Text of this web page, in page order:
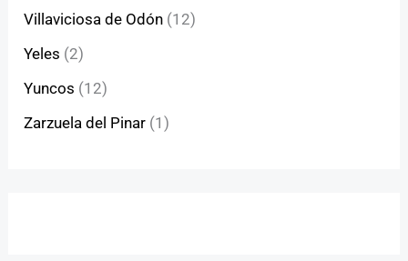
Villaviciosa de Odón (12)
Yeles (2)
Yuncos (12)
Zarzuela del Pinar (1)